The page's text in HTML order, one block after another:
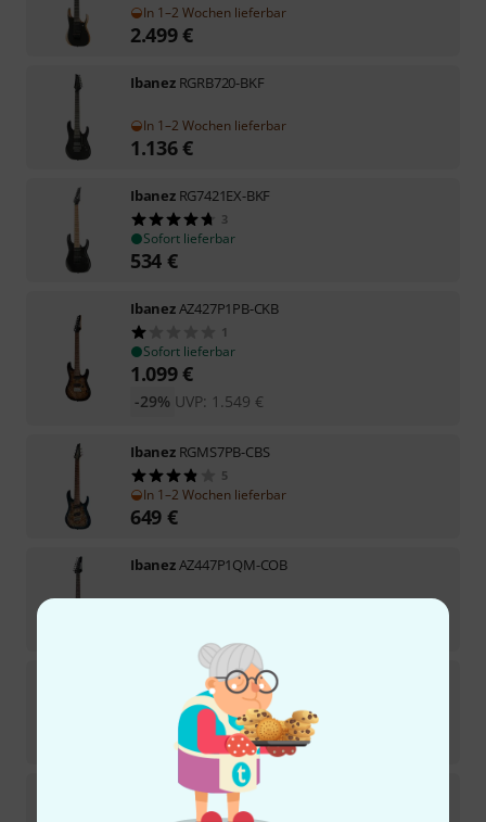
In 1–2 Wochen lieferbar
2.499€
Ibanez RGRB720-BKF
In 1–2 Wochen lieferbar
1.136€
Ibanez RG7421EX-BKF
3
Sofort lieferbar
534 €
IbanezAZ427P1PB-CKB
1
Sofort lieferbar
1.099€
UVP: 1.549 €
-29%
Ibanez RGMS7PB-CBS
5
In 1–2 Wochen lieferbar
649 €
IbanezAZ447P1QM-COB
RGDRB71-BKF
In 11–14 Wochen lieferbar
€
RGD721FA-WUF